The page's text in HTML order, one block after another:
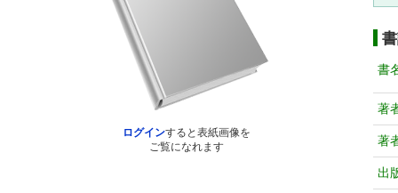
ログインすると表紙画像を
ご覧になれます
書
著
著
出